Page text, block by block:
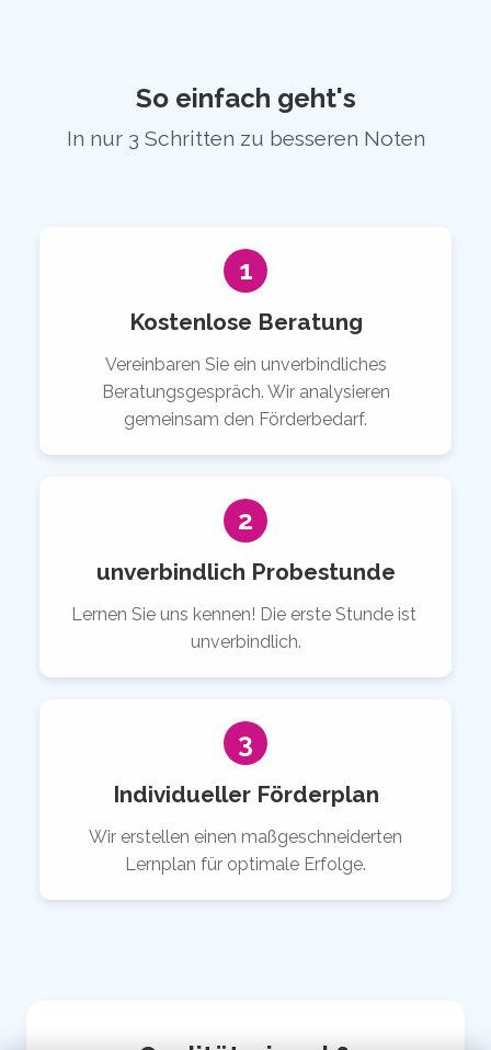
So einfach geht's
In nur 3 Schritten zu besseren Noten
1
Kostenlose Beratung
Vereinbaren Sie ein unverbindliches
Beratungsgespräch. Wir analysieren
gemeinsam den Förderbedarf.
2
unverbindlich Probestunde
Lernen Sie uns kennen! Die erste Stunde ist
unverbindlich.
3
Individueller Förderplan
Wir erstellen einen maßgeschneiderten
Lernplan für optimale Erfolge.